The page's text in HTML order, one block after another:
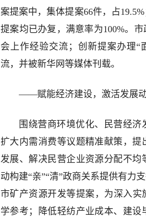
案提案中，集体提案66件，占
提案均已办复，满意率为100%。
会上作经验交流；创新提案办理“
流，并被新华网等媒体刊载。
——赋能经济建设，激活发展动
围绕营商环境优化、民营经济
扩大内需消费等议题精准献策，提
发展、解决民营企业资源分配不
动构建“亲”“清”政商关系提供有力
市矿产资源开发等提案，为深入
学参考；降低轻纺产业成本、建